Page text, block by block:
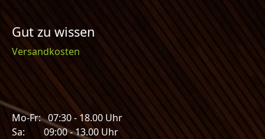
Gut zu wissen
Versandkosten
Mo-Fr: 07:30 - 18.00 Uhr
Sa: 09:00 - 13.00 Uhr